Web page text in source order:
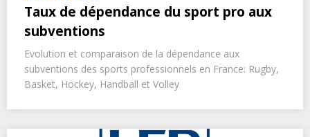
Taux de dépendance du sport pro aux
subventions
Evolution et comparaison de la dépendance aux
subventions des sports professionnels en France: Rugby,
Basket, Hockey, Handball et Volley